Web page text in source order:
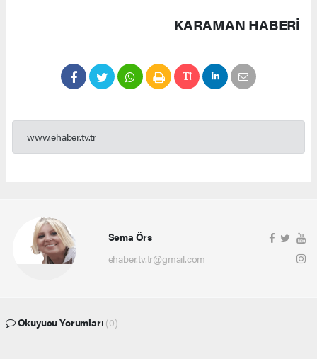
KARAMAN HABERİ
www.ehaber.tv.tr
Sema Örs
ehaber.tv.tr@gmail.com
Okuyucu Yorumları (0)